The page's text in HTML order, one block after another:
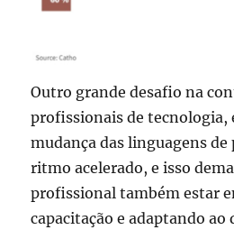
Outro grande desafio na
profissionais de tecnologia,
mudança das linguagens
ritmo acelerado, e isso
profissional também estar
capacitação e adaptando ao